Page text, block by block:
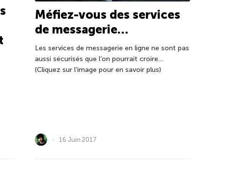
Méfiez-vous des services
de messagerie…
Les services de messagerie en ligne ne sont pas
aussi sécurisés que l’on pourrait croire…
(Cliquez sur l’image pour en savoir plus)
16 Juin 2017